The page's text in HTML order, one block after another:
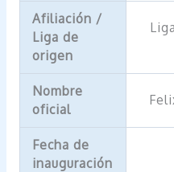
Afiliación /
Liga de
origen
Nombre
oficial
Fecha de
inauguración